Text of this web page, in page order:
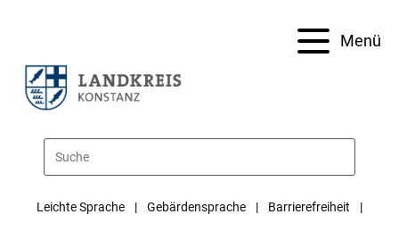
Menü
Leichte Sprache Gebärdensprache Barrierefreiheit